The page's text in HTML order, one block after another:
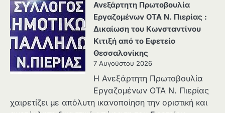
Ανεξάρτητη Πρωτοβουλία
Εργαζομένων ΟΤΑ Ν. Πιερίας :
Δικαίωση του Κωνσταντίνου
Κιτιξή από το Εφετείο
Θεσσαλονίκης
7 Αυγούστου 2026
Η Ανεξάρτητη Πρωτοβουλία
Εργαζομένων ΟΤΑ Ν. Πιερίας
χαιρετίζει με απόλυτη ικανοποίηση την οριστική και